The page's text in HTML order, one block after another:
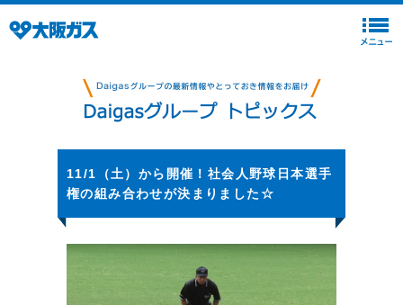
11/1（土）から開催！社会人野球日本選手
権の組み合わせが決まりました☆